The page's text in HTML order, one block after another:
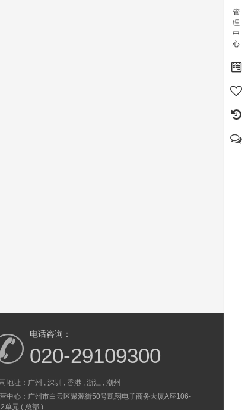
管
理
中
心
电话咨询：
020-29109300
地址：广州 , 深圳 , 香港 , 浙江 , 潮州
中心：广州市白云区聚源街50号凯翔电子商务大厦A座106-
单元 ( 总部 )